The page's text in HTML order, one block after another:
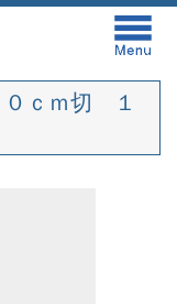
ｃｍ切 １